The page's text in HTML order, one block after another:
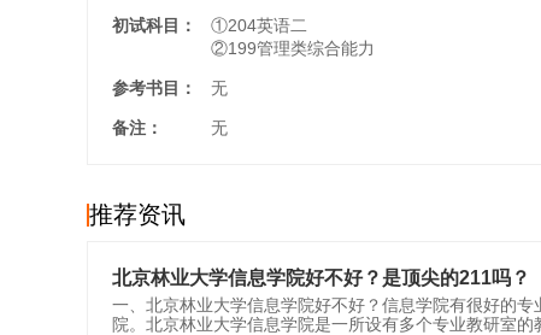
初试科目：
①204英语二
②199管理类综合能力
参考书目： 无
备注： 无
推荐资讯
北京林业大学信息学院好不好？是顶尖的211吗？
一、北京林业大学信息学院好不好？信息学院有很好的
院。北京林业大学信息学院是一所设有多个专业教研室